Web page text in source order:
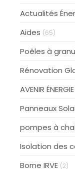
Actualités
Aides (65)
Poêles à
Rénovation
AVENIR
Panneaux
pompes à
Isolation des
Borne IRVE (2)